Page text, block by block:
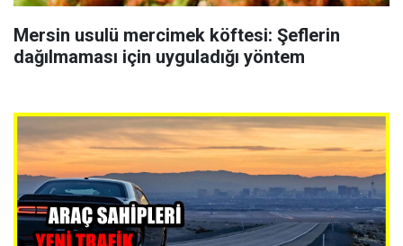
Mersin usulü mercimek köftesi: Şeflerin
dağılmaması için uyguladığı yöntem